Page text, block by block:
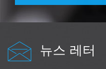
뉴스 레터